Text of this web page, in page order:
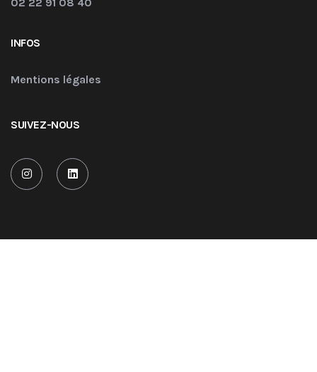
INFOS
Mentions légales
SUIVEZ-NOUS